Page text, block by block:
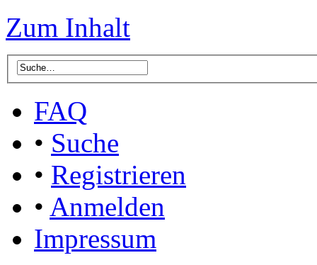
Zum Inhalt
FAQ
• Suche
• Registrieren
• Anmelden
Impressum